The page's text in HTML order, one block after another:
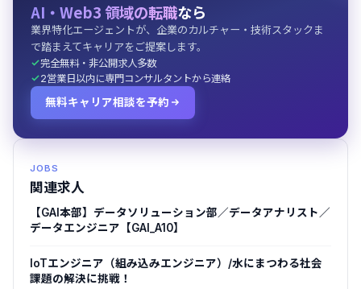
AI・Web3 領域の転職なら
業界特化エージェントが、企業のカルチャー・技術スタックま
で踏まえてキャリアをご提案します。
完全無料・非公開求人多数
2営業日以内に専門コンサルタントから連絡
無料キャリア相談を予約
JOBS
関連求人
【GAI本部】データソリューション部／データアナリスト／
データエンジニア【GAI_A10】
IoTエンジニア（組み込みエンジニア）/水にまつわる社会
課題の解決に挑戦！